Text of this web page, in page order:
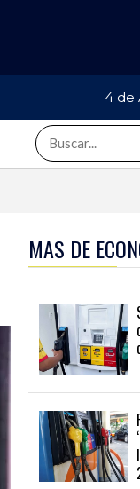
4 de
MAS DE